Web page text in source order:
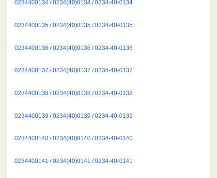
0234400134 / 0234(40)0134 / 0234-40-0134
0234400135 / 0234(40)0135 / 0234-40-0135
0234400136 / 0234(40)0136 / 0234-40-0136
0234400137 / 0234(40)0137 / 0234-40-0137
0234400138 / 0234(40)0138 / 0234-40-0138
0234400139 / 0234(40)0139 / 0234-40-0139
0234400140 / 0234(40)0140 / 0234-40-0140
0234400141 / 0234(40)0141 / 0234-40-0141